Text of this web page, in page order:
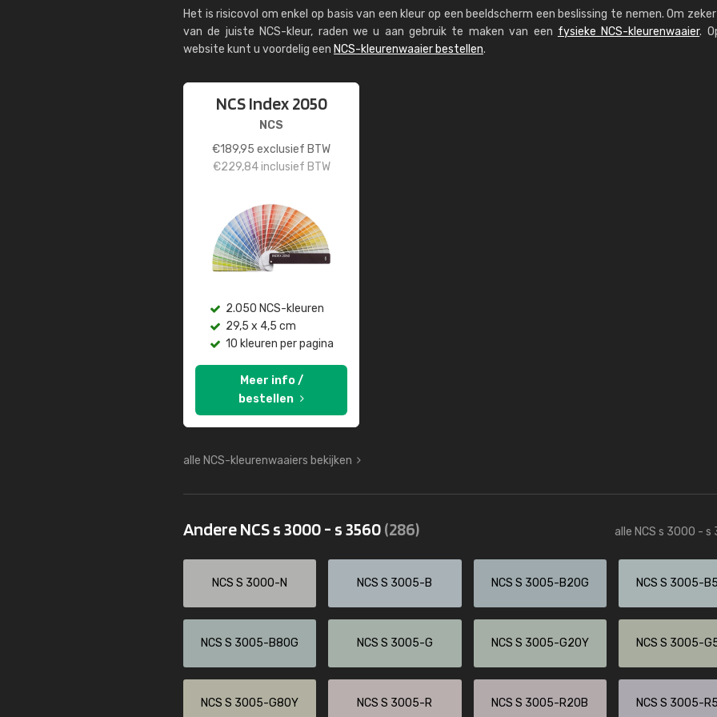
Het is risicovol om enkel op basis van een kleur op een beeldscherm een beslissing te nemen. Om
van de juiste NCS-kleur, raden we u aan gebruik te maken van een fysieke NCS-kleurenwaaier.
website kunt u voordelig een NCS-kleurenwaaier bestellen.
NCS Index 2050
NCS
€189,95 exclusief BTW
€229,84inclusief BTW
2.050 NCS-kleuren
29,5 x 4,5 cm
10 kleuren per pagina
Meer info /
bestellen
alle NCS-kleurenwaaiers bekijken
Andere NCS s 3000 - s 3560(286) alle NCS s 3000 - s
NCS S 3000-N NCS S 3005-B NCS S 3005-B20G NCS S 3005-
NCS S 3005-B80G NCS S 3005-G NCS S 3005-G20Y NCS S 3005-
NCS S 3005-G80Y NCS S 3005-R NCS S 3005-R20B NCS S 3005-